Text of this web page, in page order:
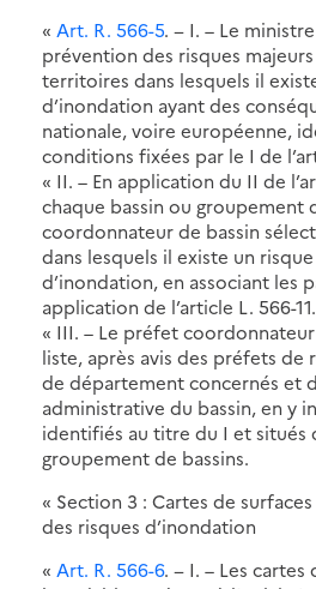
« Art. R. 566-5. − I. – Le
prévention des risques
territoires dans lesquels il
d’inondation ayant des
nationale, voire européenne,
conditions fixées par le I de
« II. – En application du II de
chaque bassin ou groupement
coordonnateur de bassin
dans lesquels il existe un
d’inondation, en associant les
application de l’article L. 566-11.
« III. – Le préfet
liste, après avis des préfets de
de département concernés et
administrative du bassin, en y
identifiés au titre du I et situés
groupement de bassins.
« Section 3 : Cartes de
des risques d’inondation
« Art. R. 566-6. − I. – Les cartes